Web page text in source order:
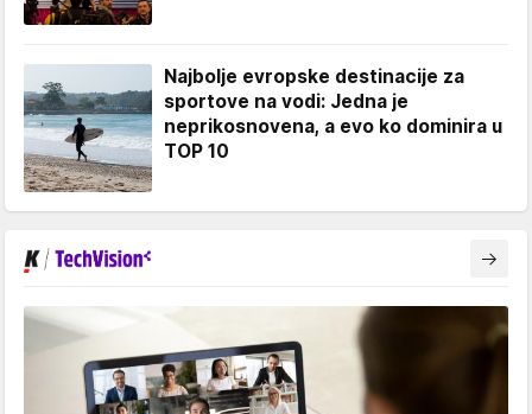
Najbolje evropske destinacije za
sportove na vodi: Jedna je
neprikosnovena, a evo ko dominira u
TOP 10